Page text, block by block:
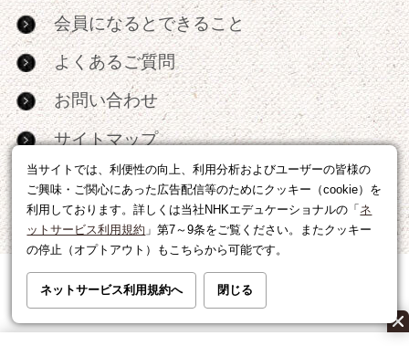
当サイトでは、利便性の向上、利用分析およびユーザーの皆様の
ご興味・ご関心にあった広告配信等のためにクッキー（cookie）を
利用しております。詳しくは当社NHKエデュケーショナルの「 ネ
ットサービス利用規約 」第7～9条をご覧ください。またクッキー
の停止（オプトアウト）もこちらから可能です。
ネットサービス利用規約へ 閉じる
会員になるとできること
よくあるご質問
お問い合わせ
サイトマップ
RSS
広告出稿・パートナーシップについて
利用規約|個人情報の取り扱いについて
運営会社|広告に関するお問い合わせ